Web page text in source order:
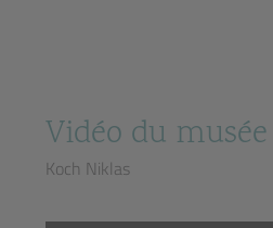
Vidéo du
Koch Niklas